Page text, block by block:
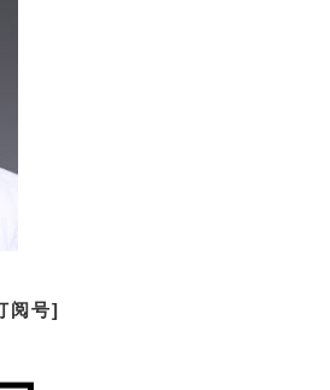
阅号]